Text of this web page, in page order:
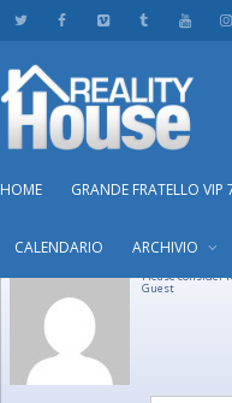
HOME GRANDE FRATELLO VIP
CALENDARIO ARCHIVIO
Please consider
Guest